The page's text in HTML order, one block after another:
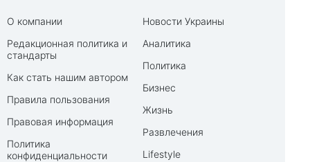
О компании
Редакционная политика и
стандарты
Как стать нашим автором
Правила пользования
Правовая информация
Политика
конфиденциальности
Новости Украины
Аналитика
Политика
Бизнес
Жизнь
Развлечения
Lifestyle